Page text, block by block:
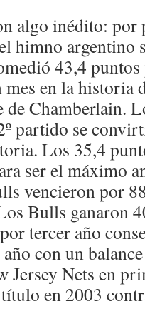
algo inédito: por
himno argentino
43,4
en la historia
de Chamberlain.
partido se
Los 35,4
ser el máximo
vencieron por
Bulls ganaron
tercer año
con un
Jersey Nets en
en 2003